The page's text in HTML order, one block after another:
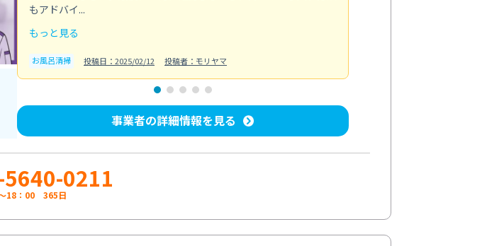
もアドバイ...
もっと見る
お風呂清掃 投稿日：2025/02/12 投稿者：モリヤマ
事業者の詳細情報を見る
0211
18：00 365日